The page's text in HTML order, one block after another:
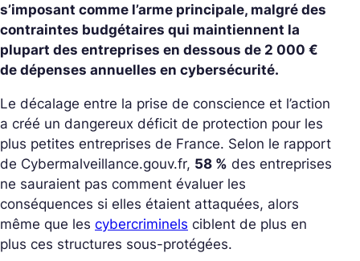
s’imposant comme l’arme principale, malgré des
contraintes budgétaires qui maintiennent la
plupart des entreprises en dessous de 2 000 €
de dépenses annuelles en cybersécurité.
Le décalage entre la prise de conscience et l’action
a créé un dangereux déficit de protection pour les
plus petites entreprises de France. Selon le rapport
de Cybermalveillance.gouv.fr, 58 % des entreprises
ne sauraient pas comment évaluer les
conséquences si elles étaient attaquées, alors
même que les cybercriminels ciblent de plus en
plus ces structures sous-protégées.